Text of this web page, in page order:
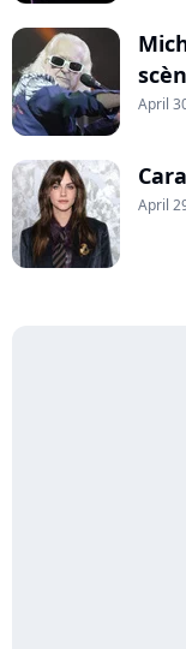
April
April